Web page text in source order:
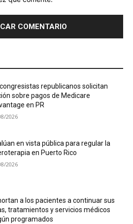
republicanos solicitan
sobre pagos de Medicare
en PR
2026
en vista pública para regular la
en Puerto Rico
2026
a los pacientes a continuar sus
tratamientos y servicios médicos
programados